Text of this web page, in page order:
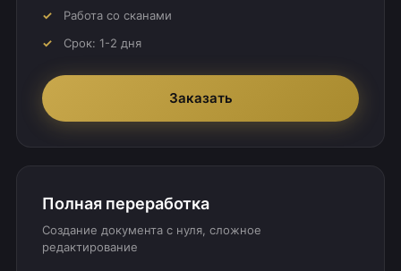
Работа со сканами
Срок: 1-2 дня
Заказать
Полная переработка
Создание документа с нуля, сложное
редактирование